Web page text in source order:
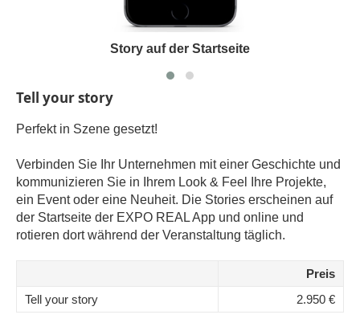
Story auf der Startseite
Tell your story
Perfekt in Szene gesetzt!
Verbinden Sie Ihr Unternehmen mit einer Geschichte und
kommunizieren Sie in Ihrem Look & Feel Ihre Projekte,
ein Event oder eine Neuheit. Die Stories erscheinen auf
der Startseite der EXPO REAL App und online und
rotieren dort während der Veranstaltung täglich.
Preis
Tell your story
2.950 €